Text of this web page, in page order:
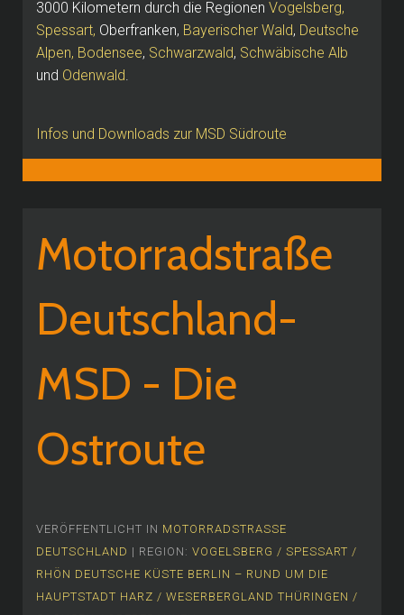
3000 Kilometern durch die Regionen Vogelsberg,
Spessart, Oberfranken, Bayerischer Wald, Deutsche
Alpen, Bodensee, Schwarzwald, Schwäbische Alb
und Odenwald.
Infos und Downloads zur MSD Südroute
Motorradstraße
Deutschland-
MSD - Die
Ostroute
VERÖFFENTLICHT IN MOTORRADSTRASSE
DEUTSCHLAND | REGION: VOGELSBERG / SPESSART /
RHÖN DEUTSCHE KÜSTE BERLIN – RUND UM DIE
HAUPTSTADT HARZ / WESERBERGLAND THÜRINGEN /